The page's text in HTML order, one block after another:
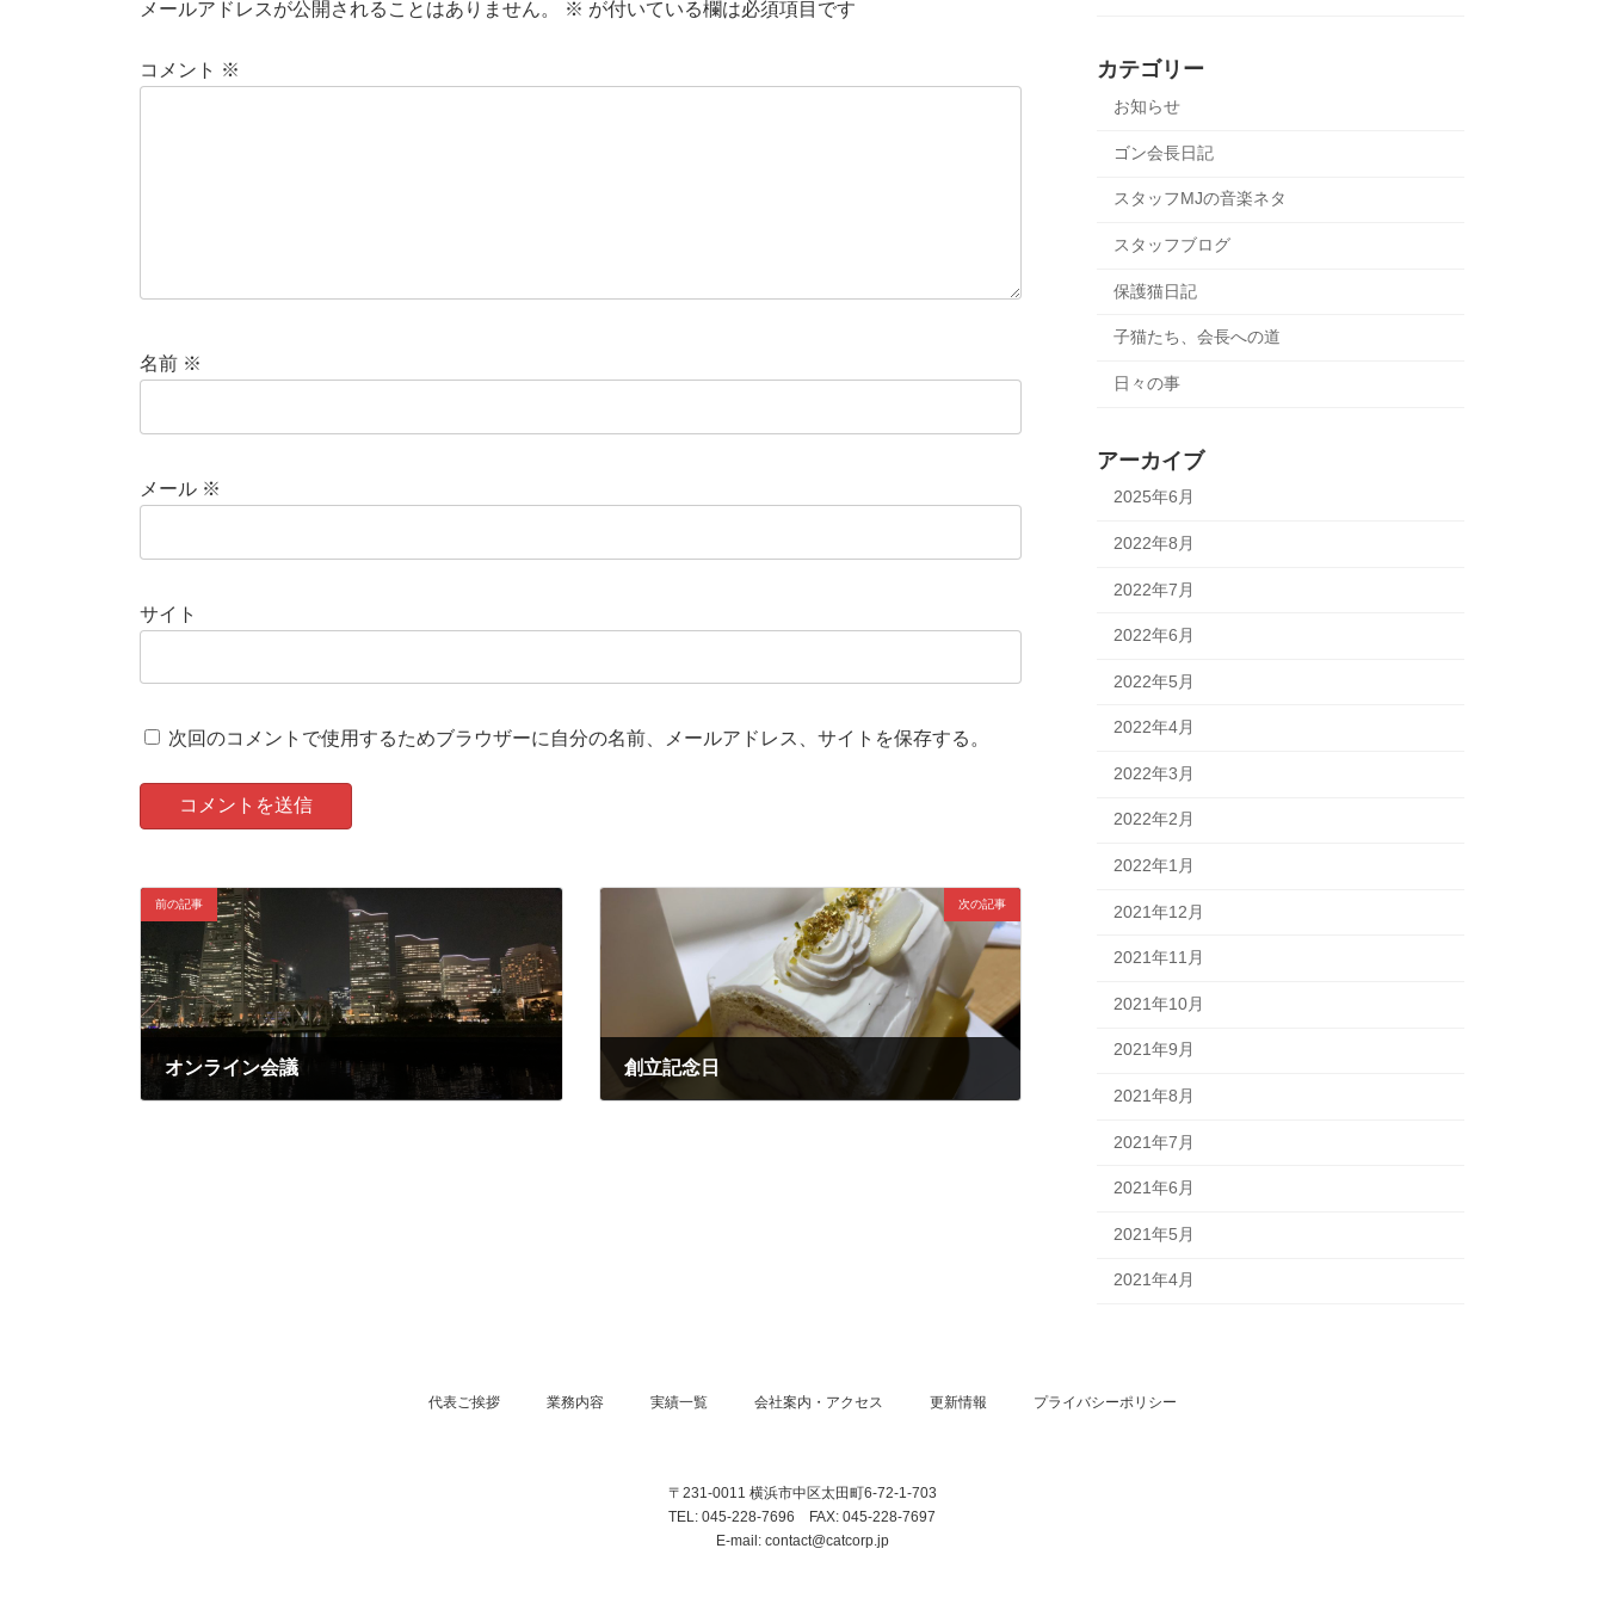
メールアドレスが公開されることはありません。 ※ が付いている欄は必須項目です
コメント ※
名前 ※
メール ※
サイト
次回のコメントで使用するためブラウザーに自分の名前、メールアドレス、サイトを保存する。
前の記事
オンライン会議
次の記事
創立記念日
カテゴリー
お知らせ
ゴン会長日記
スタッフMJの音楽ネタ
スタッフブログ
保護猫日記
子猫たち、会長への道
日々の事
アーカイブ
2025年6月
2022年8月
2022年7月
2022年6月
2022年5月
2022年4月
2022年3月
2022年2月
2022年1月
2021年12月
2021年11月
2021年10月
2021年9月
2021年8月
2021年7月
2021年6月
2021年5月
2021年4月
代表ご挨拶 業務内容 実績一覧 会社案内・アクセス 更新情報 プライバシーポリシー
〒231-0011 横浜市中区太田町6-72-1-703
TEL: 045-228-7696 FAX: 045-228-7697
E-mail: contact@catcorp.jp